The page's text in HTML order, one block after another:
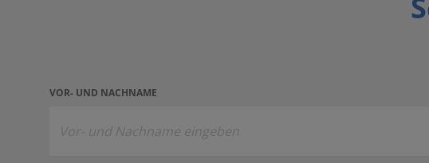
VOR- UND NACHNAME